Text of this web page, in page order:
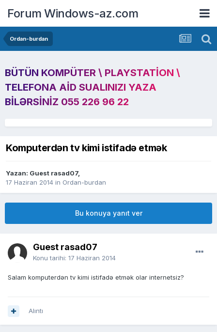
Forum Windows-az.com
Ordan-burdan
BÜTÜN KOMPÜTER \ PLAYSTATION \
TELEFONA AID SUALINIZI YAZA
BILƏRSINIZ 055 226 96 22
Komputerdən tv kimi istifadə etmək
Yazan: Guest rasad07,
17 Haziran 2014 in Ordan-burdan
Bu konuya yanıt ver
Guest rasad07
Konu tarihi: 17 Haziran 2014
Salam komputerdən tv kimi istifadə etmək olar internetsiz?
Alıntı